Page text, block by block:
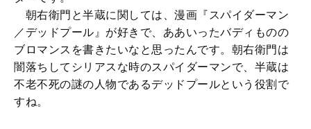
朝右衛門と半蔵に関しては、漫画『スパイダーマン
／デッドプール』が好きで、ああいったバディものの
ブロマンスを書きたいなと思ったんです。朝右衛門は
闇落ちしてシリアスな時のスパイダーマンで、半蔵は
不老不死の謎の人物であるデッドプールという役割で
すね。